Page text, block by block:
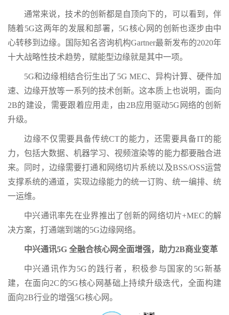
通常来说，技术的创新都是自顶向下的，可以看到，伴
随着5G这两年的发展和部署，5G核心网的创新也逐步由中
心转移到边缘。国际知名咨询机构Gartner最新发布的2020年
十大战略性技术趋势，赋能型边缘就是其中一项。
5G和边缘相结合衍生出了5G MEC、异构计算、硬件加
速、边缘开放等一系列的技术创新。这本质上也说明，面向
2B的建设，需要跟着应用走，由2B应用驱动5G网络的创新
升级。
边缘不仅需要具备传统CT的能力，还需要具备IT的能
力，包括大数据、机器学习、视频渲染等的能力都要融合进
来。同时，边缘需要打通和网络切片系统以及BSS/OSS运营
支撑系统的通道，实现边缘能力的统一订购、统一编排、统
一运维。
中兴通讯率先在业界推出了创新的网络切片+MEC的解
决方案，打通端到端的5G边缘网络。
中兴通讯5G 全融合核心网全面增强，助力2B商业变革
中兴通讯作为5G的践行者，积极参与国家的5G新基
建，在面向2C的5G核心网基础上持续升级迭代，全面构建
面向2B行业的增强5G核心网。